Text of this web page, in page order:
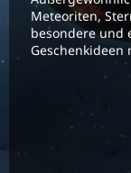
Meteoriten,
besondere und